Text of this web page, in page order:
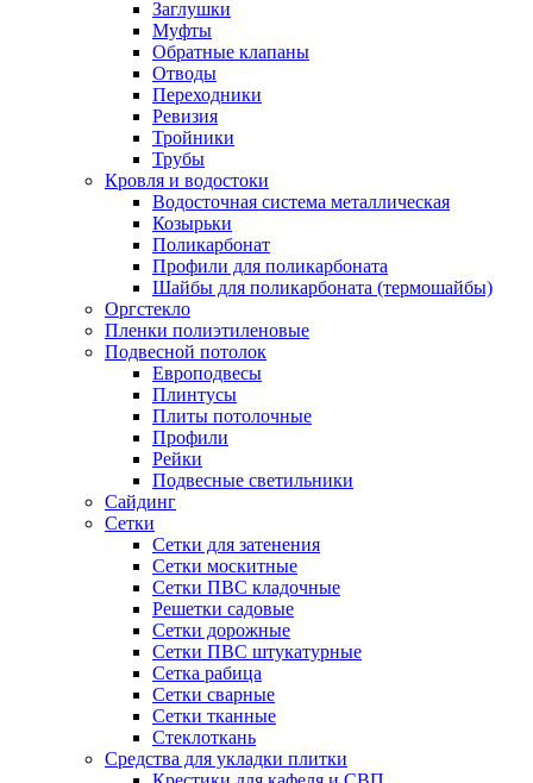
Заглушки
Муфты
Обратные клапаны
Отводы
Переходники
Ревизия
Тройники
Трубы
Кровля и водостоки
Водосточная система металлическая
Козырьки
Поликарбонат
Профили для поликарбоната
Шайбы для поликарбоната (термошайбы)
Оргстекло
Пленки полиэтиленовые
Подвесной потолок
Европодвесы
Плинтусы
Плиты потолочные
Профили
Рейки
Подвесные светильники
Сайдинг
Сетки
Сетки для затенения
Сетки москитные
Сетки ПВС кладочные
Решетки садовые
Сетки дорожные
Сетки ПВС штукатурные
Сетка рабица
Сетки сварные
Сетки тканные
Стеклоткань
Средства для укладки плитки